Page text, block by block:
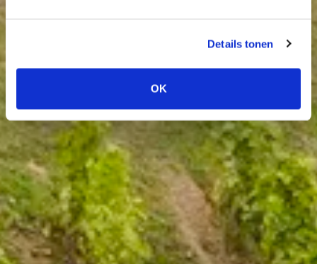
Details tonen
OK